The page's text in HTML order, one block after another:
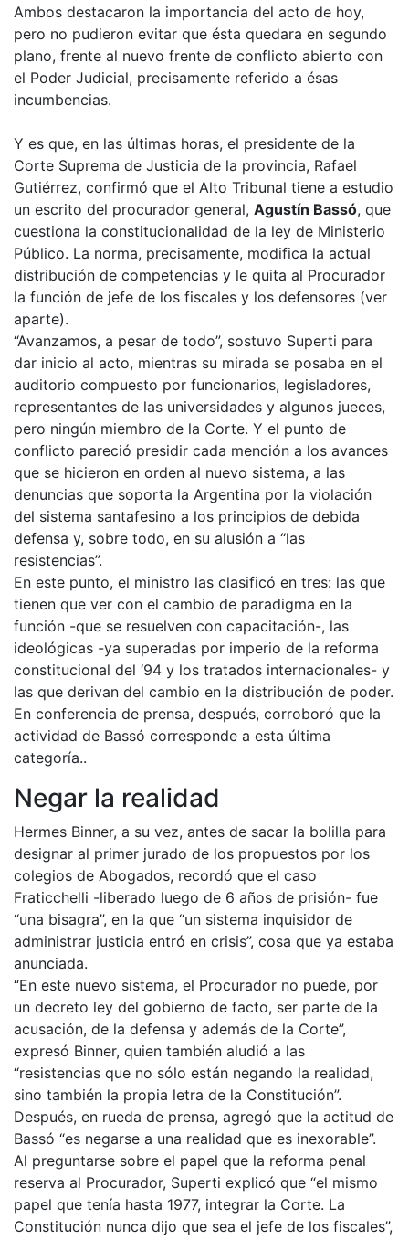
Ambos destacaron la importancia del acto de hoy,
pero no pudieron evitar que ésta quedara en segundo
plano, frente al nuevo frente de conflicto abierto con
el Poder Judicial, precisamente referido a ésas
incumbencias.
Y es que, en las últimas horas, el presidente de la
Corte Suprema de Justicia de la provincia, Rafael
Gutiérrez, confirmó que el Alto Tribunal tiene a estudio
un escrito del procurador general, Agustín Bassó, que
cuestiona la constitucionalidad de la ley de Ministerio
Público. La norma, precisamente, modifica la actual
distribución de competencias y le quita al Procurador
la función de jefe de los fiscales y los defensores (ver
aparte).
“Avanzamos, a pesar de todo”, sostuvo Superti para
dar inicio al acto, mientras su mirada se posaba en el
auditorio compuesto por funcionarios, legisladores,
representantes de las universidades y algunos jueces,
pero ningún miembro de la Corte. Y el punto de
conflicto pareció presidir cada mención a los avances
que se hicieron en orden al nuevo sistema, a las
denuncias que soporta la Argentina por la violación
del sistema santafesino a los principios de debida
defensa y, sobre todo, en su alusión a “las
resistencias”.
En este punto, el ministro las clasificó en tres: las que
tienen que ver con el cambio de paradigma en la
función -que se resuelven con capacitación-, las
ideológicas -ya superadas por imperio de la reforma
constitucional del ‘94 y los tratados internacionales- y
las que derivan del cambio en la distribución de poder.
En conferencia de prensa, después, corroboró que la
actividad de Bassó corresponde a esta última
categoría..
Negar la realidad
Hermes Binner, a su vez, antes de sacar la bolilla para
designar al primer jurado de los propuestos por los
colegios de Abogados, recordó que el caso
Fraticchelli -liberado luego de 6 años de prisión- fue
“una bisagra”, en la que “un sistema inquisidor de
administrar justicia entró en crisis”, cosa que ya estaba
anunciada.
“En este nuevo sistema, el Procurador no puede, por
un decreto ley del gobierno de facto, ser parte de la
acusación, de la defensa y además de la Corte”,
expresó Binner, quien también aludió a las
“resistencias que no sólo están negando la realidad,
sino también la propia letra de la Constitución”.
Después, en rueda de prensa, agregó que la actitud de
Bassó “es negarse a una realidad que es inexorable”.
Al preguntarse sobre el papel que la reforma penal
reserva al Procurador, Superti explicó que “el mismo
papel que tenía hasta 1977, integrar la Corte. La
Constitución nunca dijo que sea el jefe de los fiscales”,